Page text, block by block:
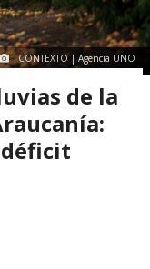
CONTEXTO | Agencia UNO
de la